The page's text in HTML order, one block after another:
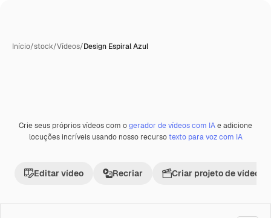
Início/stock/Vídeos/Design Espiral Azul
Crie seus próprios vídeos com ogerador de vídeos com IAe adicione
locuções incríveis usando nosso recursotexto para voz com IA
Editar vídeo Recriar Criar projeto de vídeo